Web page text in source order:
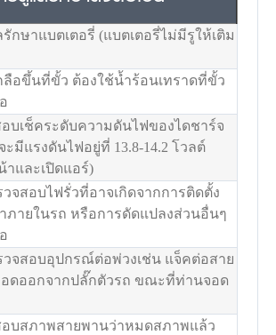
กษาแบตเตอรี่ (แบตเตอรี่ไม่มีรูให้เติม
กลือขึ้นที่ขั้ว ต้องใช้น้ำร้อนเทราดที่ขั้ว
อบเช็คระดับความดันไฟของไดชาร์จ
มีแรงดันไฟอยู่ที่ 13.8-14.2 โวลต์
และเปิดแอร์)
จสอบไฟรั่วที่อาจเกิดจากการติดตั้ง
ภายในรถ หรือการดัดแปลงส่วนอื่นๆ
วจสอบอุปกรณ์ต่อพ่วงเช่น แจ็คต่อสาย
ดออกจากปลั๊กตัวรถ ขณะที่ท่านจอด
อบสภาพสายพานว่าหมดสภาพแล้ว